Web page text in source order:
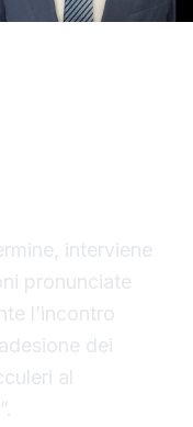
interviene
pronunciate
l’incontro
dei
al